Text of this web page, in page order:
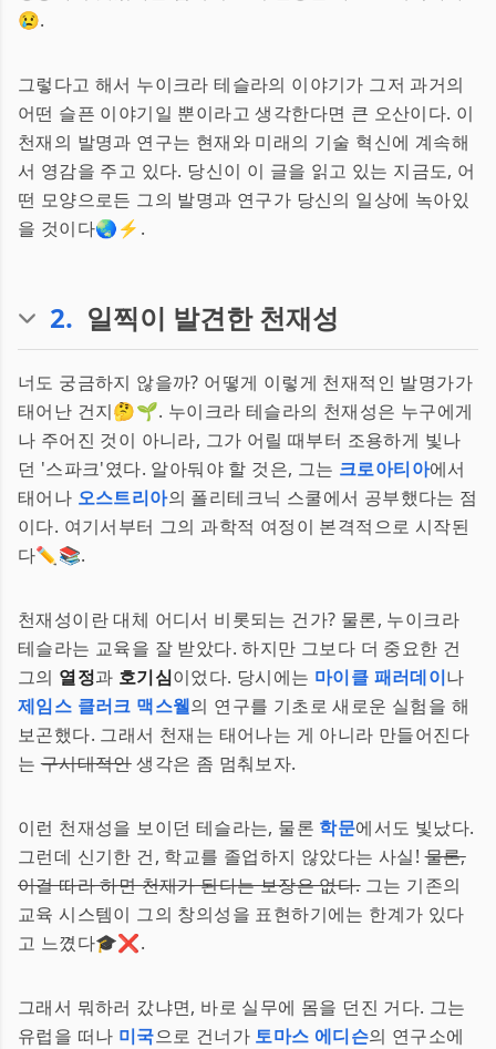
😢.
그렇다고 해서 누이크라 테슬라의 이야기가 그저 과거의
어떤 슬픈 이야기일 뿐이라고 생각한다면 큰 오산이다. 이
천재의 발명과 연구는 현재와 미래의 기술 혁신에 계속해
서 영감을 주고 있다. 당신이 이 글을 읽고 있는 지금도, 어
떤 모양으로든 그의 발명과 연구가 당신의 일상에 녹아있
을 것이다🌏⚡.
2. 일찍이 발견한 천재성
너도 궁금하지 않을까? 어떻게 이렇게 천재적인 발명가가
태어난 건지🤔🌱. 누이크라 테슬라의 천재성은 누구에게
나 주어진 것이 아니라, 그가 어릴 때부터 조용하게 빛나
던 '스파크'였다. 알아둬야 할 것은, 그는 크로아티아에서
태어나 오스트리아의 폴리테크닉 스쿨에서 공부했다는 점
이다. 여기서부터 그의 과학적 여정이 본격적으로 시작된
다✏️📚.
천재성이란 대체 어디서 비롯되는 건가? 물론, 누이크라
테슬라는 교육을 잘 받았다. 하지만 그보다 더 중요한 건
그의 열정과 호기심이었다. 당시에는 마이클 패러데이나
제임스 클러크 맥스웰의 연구를 기초로 새로운 실험을 해
보곤했다. 그래서 천재는 태어나는 게 아니라 만들어진다
는구시대적인생각은 좀 멈춰보자.
이런 천재성을 보이던 테슬라는, 물론 학문에서도 빛났다.
그런데 신기한 건, 학교를 졸업하지 않았다는 사실!물론,
이걸 따라 하면 천재가 된다는 보장은 없다.그는 기존의
교육 시스템이 그의 창의성을 표현하기에는 한계가 있다
고 느꼈다🎓❌.
그래서 뭐하러 갔냐면, 바로 실무에 몸을 던진 거다. 그는
유럽을 떠나 미국으로 건너가 토마스 에디슨의 연구소에